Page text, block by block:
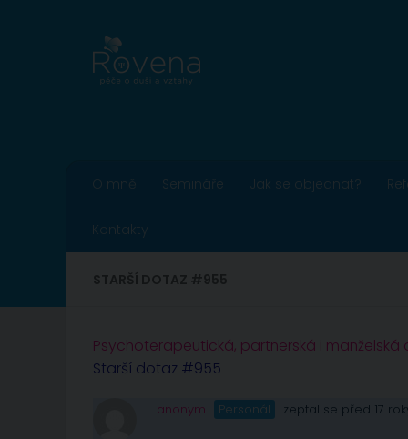
O mně Semináře Jak se objednat?
Kontakty
Psychoterapeutická, partnerská i
Starší dotaz #955
anonym Personál zeptal se před 17